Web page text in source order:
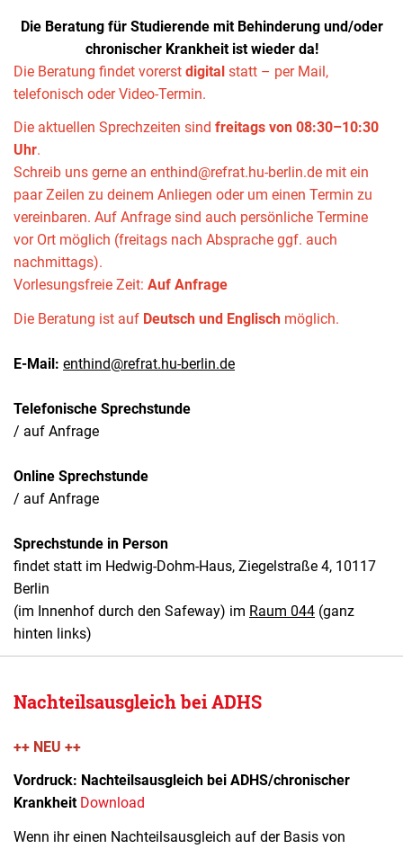
Die Beratung für Studierende mit Behinderung und/oder
chronischer Krankheit ist wieder da!
Die Beratung findet vorerst digital statt – per Mail,
telefonisch oder Video-Termin.
Die aktuellen Sprechzeiten sind freitags von 08:30–10:30
Uhr.
Schreib uns gerne an enthind@refrat.hu-berlin.de mit ein
paar Zeilen zu deinem Anliegen oder um einen Termin zu
vereinbaren. Auf Anfrage sind auch persönliche Termine
vor Ort möglich (freitags nach Absprache ggf. auch
nachmittags).
Vorlesungsfreie Zeit: Auf Anfrage
Die Beratung ist auf Deutsch und Englisch möglich.
E-Mail: enthind@refrat.hu-berlin.de
Telefonische Sprechstunde
/ auf Anfrage
Online Sprechstunde
/ auf Anfrage
Sprechstunde in Person
findet statt im Hedwig-Dohm-Haus, Ziegelstraße 4, 10117
Berlin
(im Innenhof durch den Safeway) im Raum 044 (ganz
hinten links)
Nachteilsausgleich bei ADHS
++ NEU ++
Vordruck: Nachteilsausgleich bei ADHS/chronischer
Krankheit Download
Wenn ihr einen Nachteilsausgleich auf der Basis von